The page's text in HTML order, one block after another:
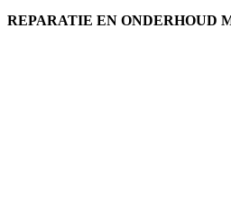
REPARATIE EN ONDERHOUD